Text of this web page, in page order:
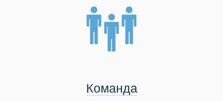
Команда